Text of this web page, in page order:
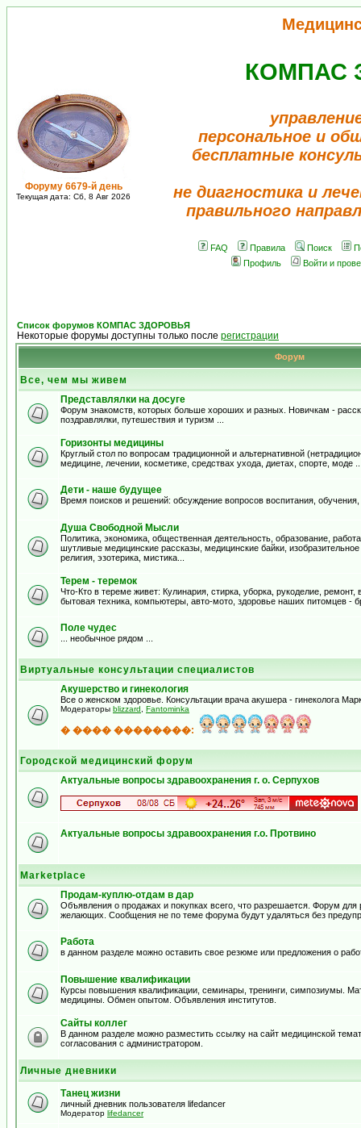
Форуму 6679-й день
Текущая дата: Сб, 8 Авг 2026
КОМПАС
персональное и
бесплатные
не диагностика и
правильного
FAQ Правила Поиск
Профиль
Войти и
Список форумов КОМПАС ЗДОРОВЬЯ
Некоторые форумы доступны только после регистрации
Форум
Все, чем мы живем
Представлялки на досуге
Форум знакомств, которых больше хороших и разных. Новичкам -
поздравлялки, путешествия и туризм ...
Горизонты медицины
Круглый стол по вопросам традиционной и альтернативной
медицине, лечении, косметике, средствах ухода, диетах, спорте, моде
Дети - наше будущее
Время поисков и решений: обсуждение вопросов воспитания,
Душа Свободной Мысли
Политика, экономика, общественная деятельность, образование,
шутливые медицинские рассказы, медицинские байки,
религия, эзотерика, мистика...
Терем - теремок
Что-Кто в тереме живет: Кулинария, стирка, уборка, рукоделие,
бытовая техника, компьютеры, авто-мото, здоровье наших питомцев -
Поле чудес
... необычное рядом ...
Виртуальные консультации специалистов
Акушерство и гинекология
Все о женском здоровье. Консультации врача акушера - гинеколога
Модераторы blizzard Fantominka
� ���� ��������:
Городской медицинский форум
Актуальные вопросы здравоохранения г. о. Серпухов
Актуальные вопросы здравоохранения г.о. Протвино
Marketplace
Продам-куплю-отдам в дар
Объявления о продажах и покупках всего, что разрешается. Форум
желающих. Сообщения не по теме форума будут удаляться без
Работа
в данном разделе можно оставить свое резюме или предложения о
Повышение квалификации
Курсы повышения квалификации, семинары, тренинги, симпозиумы.
медицины. Обмен опытом. Объявления институтов.
Сайты коллег
В данном разделе можно разместить ссылку на сайт медицинской
согласования с администратором.
Личные дневники
Танец жизни
личный дневник пользователя lifedancer
Модератор lifedancer